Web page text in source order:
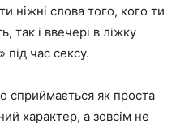
ніжні слова того, кого ти
так і ввечері в ліжку
час сексу.
сприймається як проста
характер, а зовсім не